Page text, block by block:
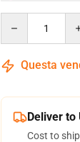
Questa
Deliver to
Cost to